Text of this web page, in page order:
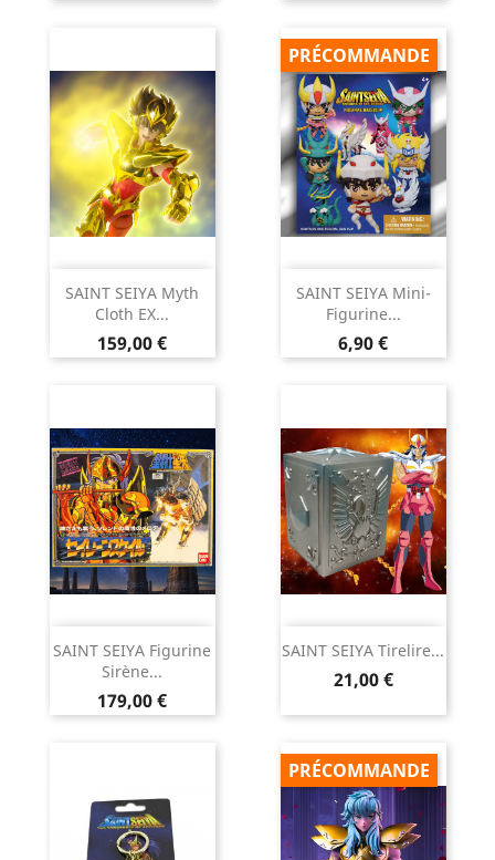
SAINT SEIYA Myth
Cloth EX...
Prix
159,00 €
SAINT SEIYA Mini-
Figurine...
Prix
6,90 €
PRÉCOMMANDE
SAINT SEIYA Figurine
Sirène...
Prix
179,00 €
SAINT SEIYA Tirelire...
Prix
21,00 €
PRÉCOMMANDE